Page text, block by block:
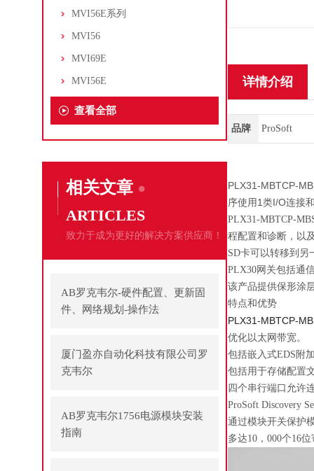
MVI56E系列
MVI56
MVI69E
MVI56E
查看全部
相关文章
ARTICLES
致力于成为更好的解决方案供应商！
AB罗克韦尔-硬件配置、更新固
件、网络规划-操作法
厦门盈亦自动化科技有限公司罗
克韦尔
AB罗克韦尔1756电源模块安装
指南
详情介绍
品牌 ProSoft
PLX31-MBTCP-
序使用1类I/O连接
PLX31-MBTCP-
程配置和诊断，以
SD卡可以转移到另
PLX30网关包括通
该产品提供保形涂
特点和优势
PLX31-MBTCP-
优化以太网带宽。
包括嵌入式EDS附
包括用于存储配置
四个串行端口允许
ProSoft Discovery
通过模块开关保护
多达10，000个16